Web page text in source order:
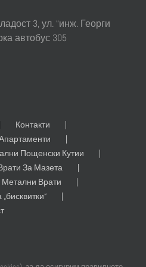
3, ул. “инж. Георги
автобус 305
Контакти
Пощенски Кутии
За Мазета
Метални Врати